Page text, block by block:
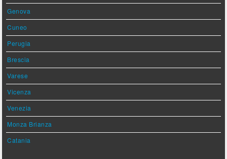
Genova
Cuneo
Perugia
Brescia
Varese
Vicenza
Venezia
Monza Brianza
Catania